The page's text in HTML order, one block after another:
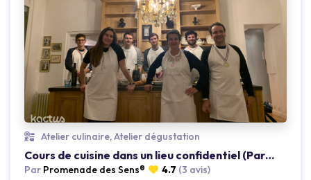
Atelier culinaire, Atelier dégustation
Cours de cuisine dans un lieu confidentiel (Paris 8)
Par Promenade des Sens® 4.7 (3 avis)